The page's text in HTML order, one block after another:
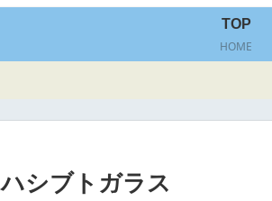
TOP
HOME
ハシブトガラス